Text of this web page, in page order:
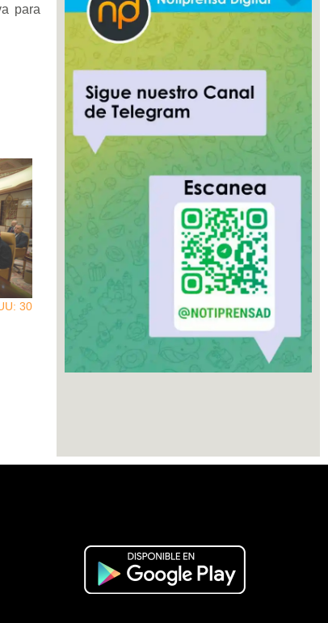
para
30